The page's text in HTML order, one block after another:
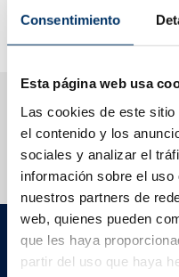
Consentimiento
Esta página web usa
Las cookies de este
el contenido y los
sociales y analizar el
información sobre el
nuestros partners de
web, quienes pueden
que les haya
partir del uso que haya
La vitrification des
Barcelona IVF
Edificio Planetarium
Escoles Pies, 103. 08017